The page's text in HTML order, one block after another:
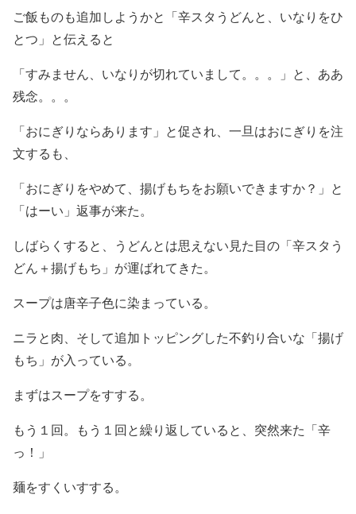
ご飯ものも追加しようかと「辛スタうどんと、いなりをひ
とつ」と伝えると
「すみません、いなりが切れていまして。。。」と、ああ
残念。。。
「おにぎりならあります」と促され、一旦はおにぎりを注
文するも、
「おにぎりをやめて、揚げもちをお願いできますか？」と
「はーい」返事が来た。
しばらくすると、うどんとは思えない見た目の「辛スタう
どん＋揚げもち」が運ばれてきた。
スープは唐辛子色に染まっている。
ニラと肉、そして追加トッピングした不釣り合いな「揚げ
もち」が入っている。
まずはスープをすする。
もう１回。もう１回と繰り返していると、突然来た「辛
っ！」
麺をすくいすする。